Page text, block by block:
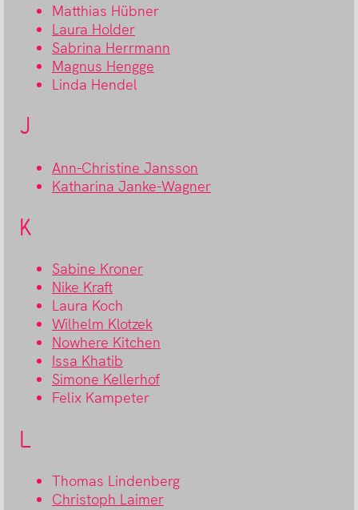
Matthias Hübner
Laura Holder
Sabrina Herrmann
Magnus Hengge
Linda Hendel
J
Ann-Christine Jansson
Katharina Janke-Wagner
K
Sabine Kroner
Nike Kraft
Laura Koch
Wilhelm Klotzek
Nowhere Kitchen
Issa Khatib
Simone Kellerhof
Felix Kampeter
L
Thomas Lindenberg
Christoph Laimer